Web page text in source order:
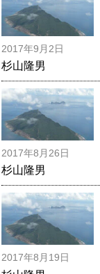
2017年9月2日
杉山隆男
2017年8月26日
杉山隆男
2017年8月19日